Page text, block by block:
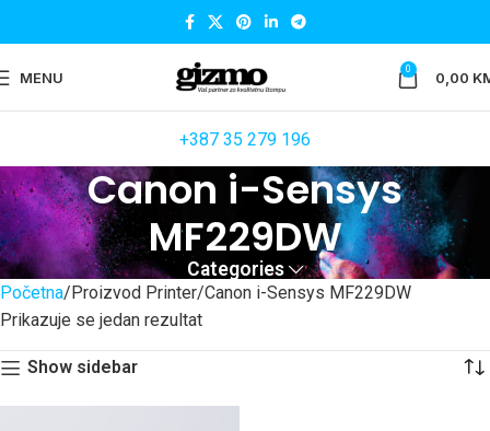
MENU 0 0,00
+387 35 279 196
Canon i-Sensys
MF229DW
Categories
Početna Proizvod Printer Canon i-Sensys MF229DW
Prikazuje se jedan rezultat
Show sidebar